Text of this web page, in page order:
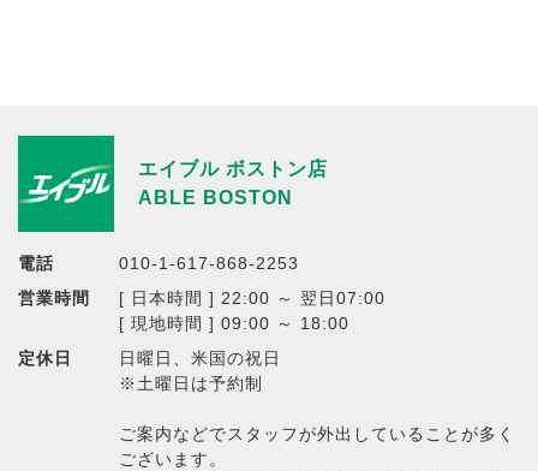
エイブル ボストン店
ABLE BOSTON
電話
010-1-617-868-2253
営業時間
[ 日本時間 ] 22:00 ～ 翌日07:00
[ 現地時間 ] 09:00 ～ 18:00
定休日
日曜日、米国の祝日
※土曜日は予約制
ご案内などでスタッフが外出していることが多く
ございます。